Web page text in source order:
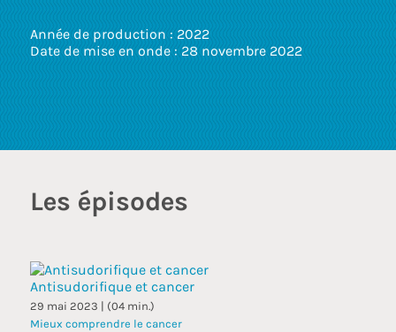
Année de production : 2022
Date de mise en onde : 28 novembre 2022
Les épisodes
Antisudorifique et cancer
29 mai 2023 | (04 min.)
Mieux comprendre le cancer